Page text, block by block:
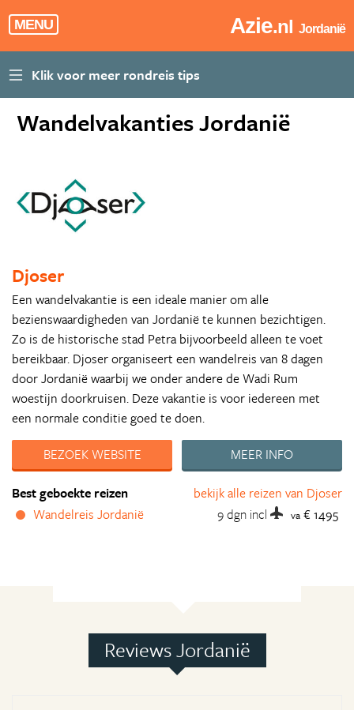
MENU Azie.nl Jordanië
Wandelvakanties Jordanië
Djoser
Een wandelvakantie is een ideale manier om alle
bezienswaardigheden van Jordanië te kunnen bezichtigen.
Zo is de historische stad Petra bijvoorbeeld alleen te voet
bereikbaar. Djoser organiseert een wandelreis van 8 dagen
door Jordanië waarbij we onder andere de Wadi Rum
woestijn doorkruisen. Deze vakantie is voor iedereen met
een normale conditie goed te doen.
BEZOEK WEBSITE
MEER INFO
bekijk alle reizen van Djoser
Best geboekte reizen
Wandelreis Jordanië
9 dgn incl va € 1495
Reviews Jordanië